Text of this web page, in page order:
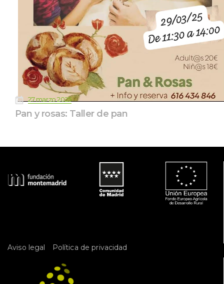
27 marzo 2025
Pan y rosas: Taller de pan
Aviso legal Política de privacidad